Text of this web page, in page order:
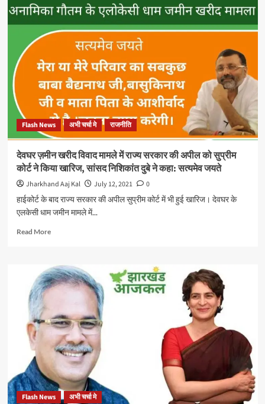
Flash News अभी चर्चा मे राजनीति
देवघर ज़मीन खरीद विवाद मामले में राज्य सरकार की अपील को सुप्रीम
कोर्ट ने किया खारिज, सांसद निशिकांत दुबे ने कहा: सत्यमेव जयते
Jharkhand Aaj Kal July 12, 2021
0
हाईकोर्ट के बाद राज्य सरकार की अपील सुप्रीम कोर्ट में भी हुई खारिज। देवघर के
एलकेसी धाम जमीन मामले में...
Read MoreRead
देवघर
ज़मीन
खरीद
में
राज्य
सरकार
की
अपील
को
सुप्रीम
कोर्ट
Flash News अभी चर्चा मे